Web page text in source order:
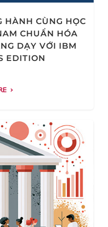
HÀNH CÙNG HỌC
CHUẨN HÓA
DẠY VỚI IBM
EDITION